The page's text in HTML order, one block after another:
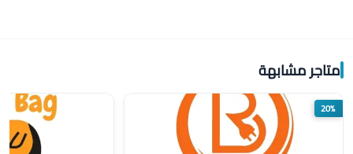
متاجر مشابهة
20%